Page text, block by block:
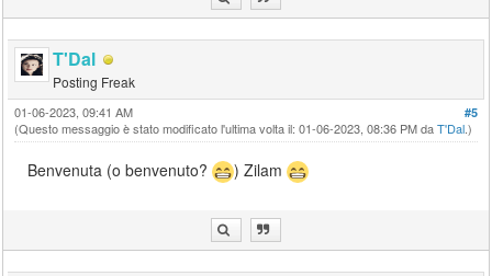
T'Dal
Posting Freak
#5
01-06-2023, 09:41 AM
(Questo messaggio è stato modificato l'ultima volta il: 01-06-2023, 08:36 PM daT'Dal.)
Benvenuta (o benvenuto? ) Zilam